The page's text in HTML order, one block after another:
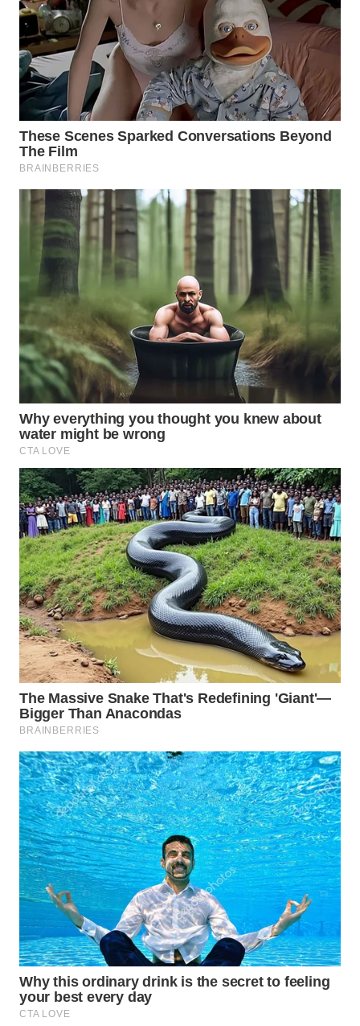
WN DELI
SERDANG
WN
TEBING
TINGGI
WN
PAKPAK
WN
KARAWANG
WN
BEKASI
WN
BOGOR
WN
DEPOK
WN
TAPANULI
UTARA
WN
SAMOSIR
WN
PADANG
LAWAS
WN
SUMEDANG
WN
WN
KEPULAUAN
SERIBU
WN
TANGERANG
BINJAI
WN
CIREBON